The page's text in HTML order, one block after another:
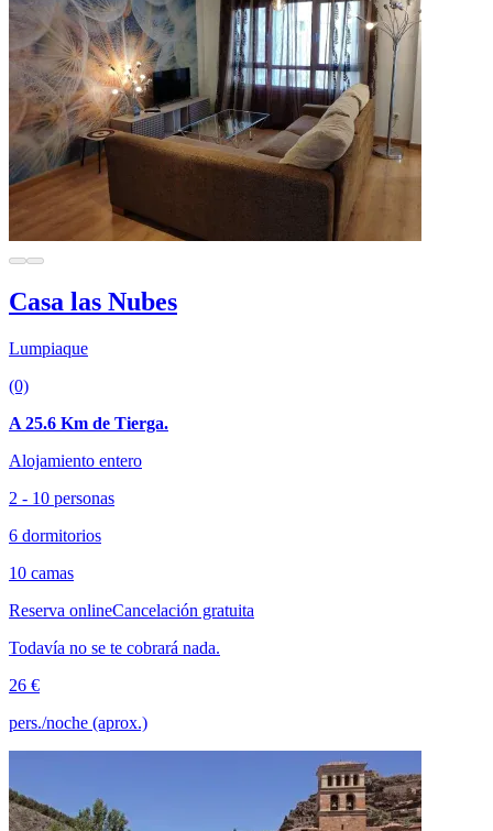
Casa las Nubes
Lumpiaque
(0)
A 25.6 Km de Tierga.
Alojamiento entero
2 - 10 personas
6 dormitorios
10 camas
Reserva onlineCancelación gratuita
Todavía no se te cobrará nada.
26 €
pers./noche (aprox.)